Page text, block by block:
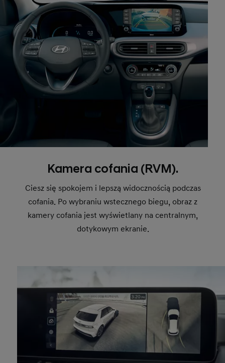
Kamera cofania (RVM).
Ciesz się spokojem i lepszą widocznością podczas
cofania. Po wybraniu wstecznego biegu, obraz z
kamery cofania jest wyświetlany na centralnym,
dotykowym ekranie.